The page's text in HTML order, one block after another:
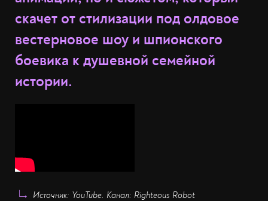
скачет от стилизации под олдовое
вестерновое шоу и шпионского
боевика к душевной семейной
истории.
Источник: YouTube. Канал: Righteous Robot